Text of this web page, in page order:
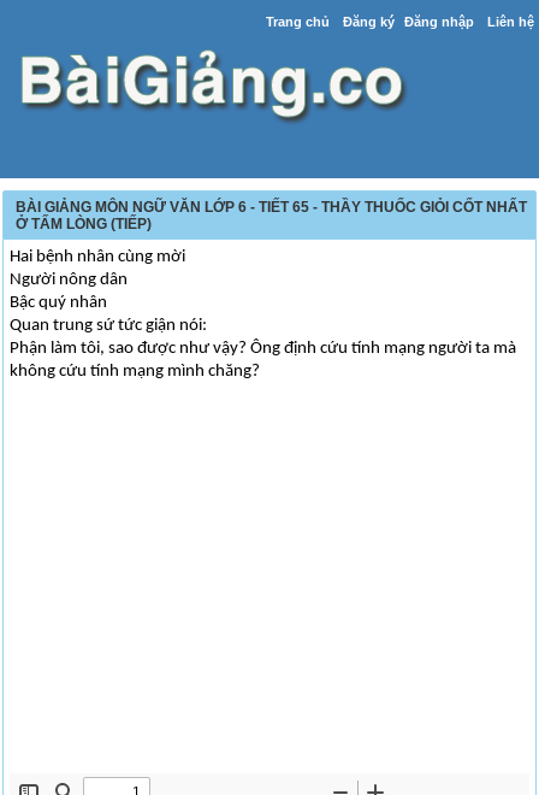
Trang chủ Đăng ký Đăng nhập Liên hệ
BÀI GIẢNG MÔN NGỮ VĂN LỚP 6 - TIẾT 65 - THẦY THUỐC GIỎI CỐT NHẤT
Ở TẤM LÒNG (TIẾP)
Hai bệnh nhân cùng mời
Người nông dân
Bậc quý nhân
Quan trung sứ tức giận nói:
Phận làm tôi, sao được như vậy? Ông định cứu tính mạng người ta mà
không cứu tính mạng mình chăng?